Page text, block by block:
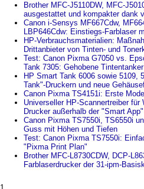
Brother MFC-J5110DW, MFC-
ausgestattet und kompakter dank
Canon i-Sensys MF667Cdw,
LBP646Cdw: Einstiegs-Farblaser
HP-Verbrauchsmaterialien:
Drittanbieter von Tinten- und
Test: Canon Pixma G7050 vs.
Tank 7305: Gehobene
HP Smart Tank 6006 sowie 5109,
Tank"-Druckern und neue
Canon Pixma TS4151i: Erste
Universeller HP-Scannertreiber
Drucker außerhalb der "Smart App"
Canon Pixma TS7550i, TS6550i
Guss mit Höhen und Tiefen
Test: Canon Pixma TS7550i:
"Pixma Print Plan"
Brother MFC-L8730CDW, DCP-
Farblaserdrucker der 31-ipm-